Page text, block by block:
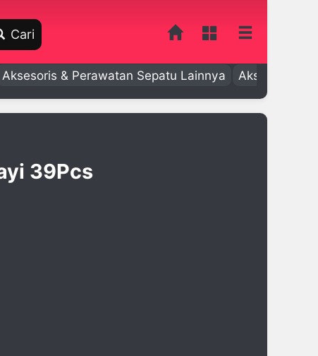
Cari
Aksesoris & Perawatan Sepatu Lainnya Aksesoris
39Pcs